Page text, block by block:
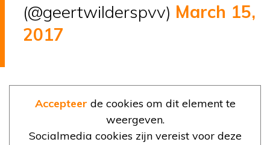
(@geertwilderspvv) March 15,
2017
Accepteer de cookies om dit element te
weergeven.
Socialmedia cookies zijn vereist voor deze